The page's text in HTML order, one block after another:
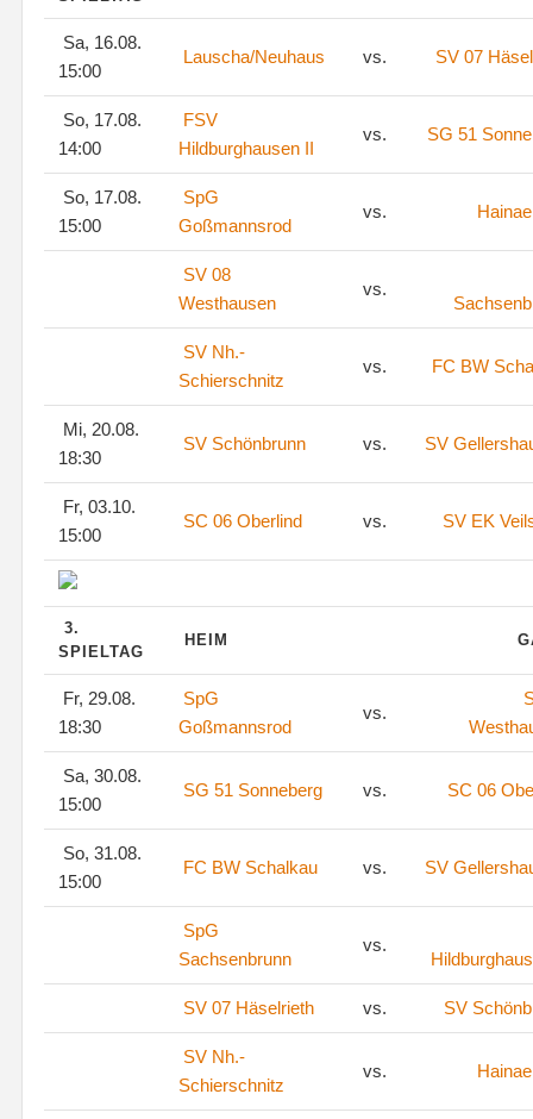
Sa, 16.08.
15:00
Lauscha/Neuhaus vs. SV 07
So, 17.08.
14:00
FSV
Hildburghausen II
vs. SG 51
So, 17.08.
15:00
SpG
Goßmannsrod
vs.
SV 08
Westhausen
vs.
SV Nh.-
Schierschnitz
vs. FC BW
Mi, 20.08.
18:30
SV Schönbrunn vs. SV
Fr, 03.10.
15:00
SC 06 Oberlind vs. SV EK
3.
SPIELTAG
HEIM
Fr, 29.08.
18:30
SpG
Goßmannsrod
vs.
Sa, 30.08.
15:00
SG 51 Sonneberg vs. SC 06
So, 31.08.
15:00
FC BW Schalkau vs. SV
SpG
Sachsenbrunn
vs.
SV 07 Häselrieth vs. SV
SV Nh.-
Schierschnitz
vs.